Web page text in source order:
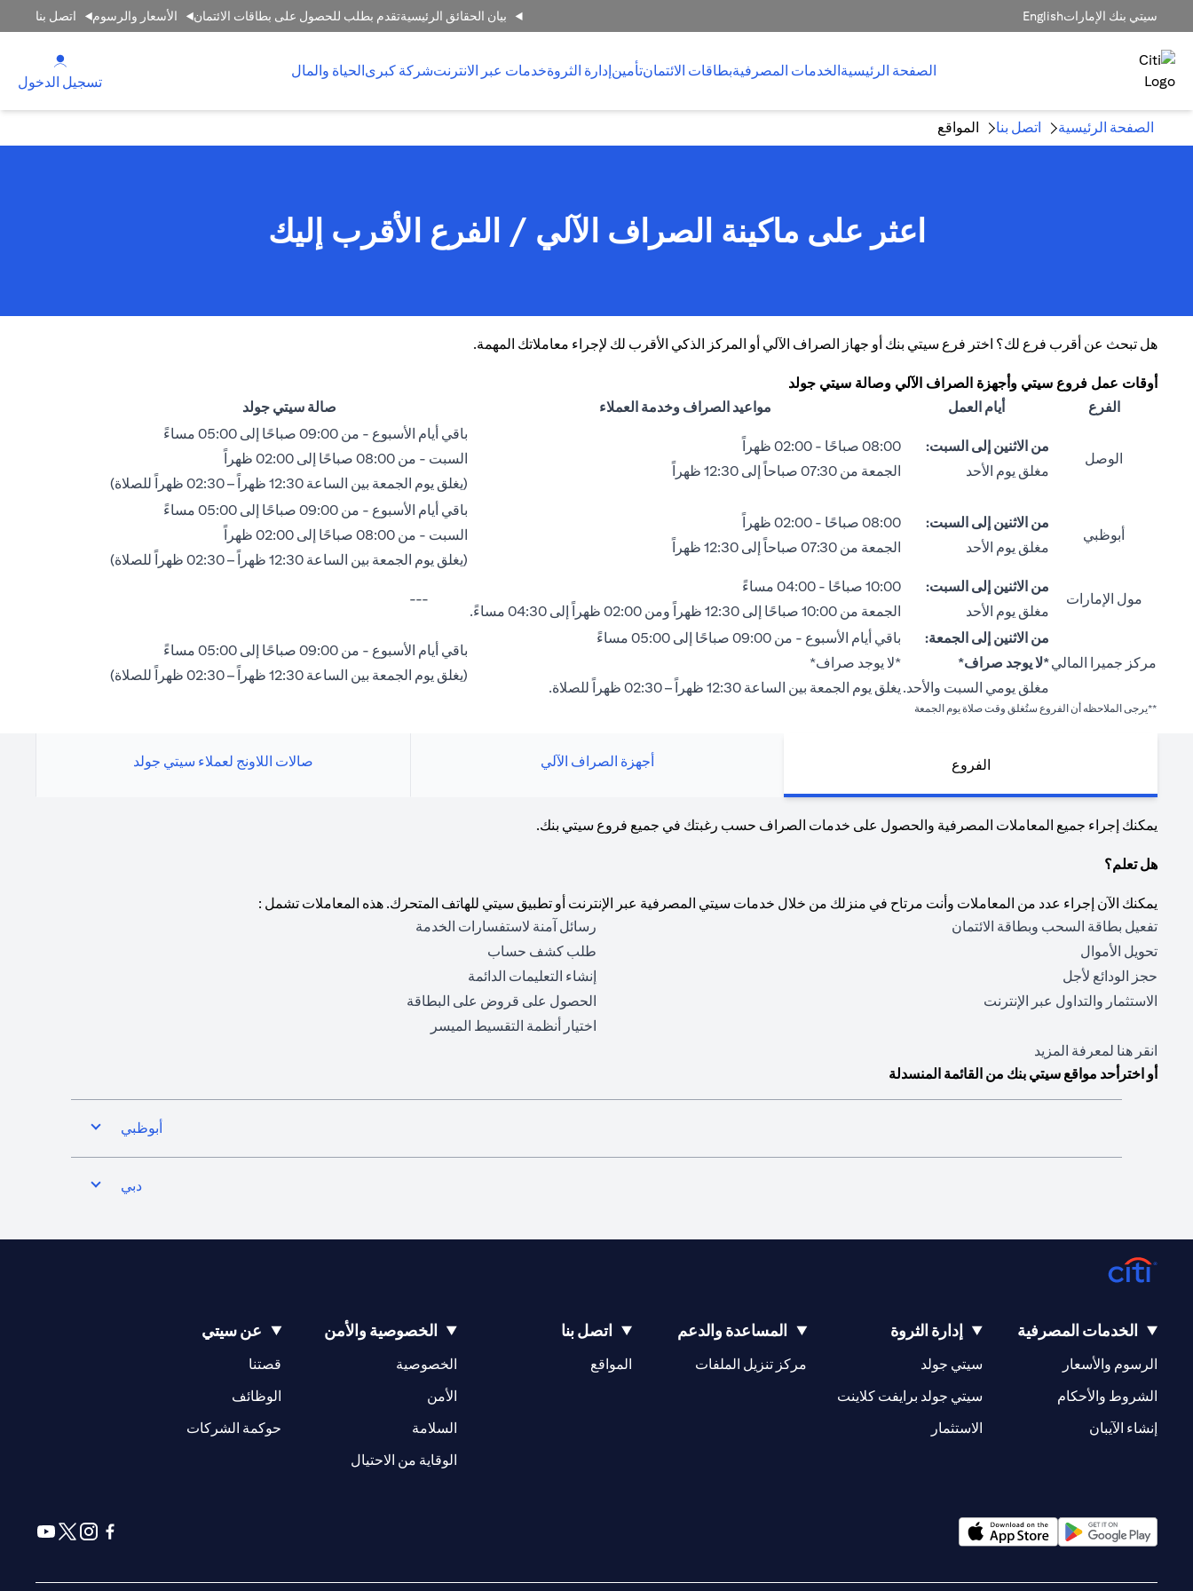
سيتي بنك الإماراتEnglish بيان الحقائق الرئيسيةتقدم بطلب للحصول على بطاقات الائتمان الأسعار والرسوم اتصل بنا
الصفحة الرئيسيةالخدمات المصرفيةبطاقات الائتمانتأمينإدارة الثروةخدمات عبر الانترنتشركة كبرىالحياة والمال
تسجيل الدخول
الصفحة الرئيسية اتصل بنا المواقع
اعثر على ماكينة الصراف الآلي / الفرع الأقرب إليك
هل تبحث عن أقرب فرع لك؟ اختر فرع سيتي بنك أو جهاز الصراف الآلي أو المركز الذكي الأقرب لك لإجراء معاملاتك المهمة.
أوقات عمل فروع سيتي وأجهزة الصراف الآلي وصالة سيتي جولد
الفرع
أيام العمل مواعيد الصراف وخدمة العملاء صالة سيتي جولد
الوصل
من الاثنين إلى السبت:
مغلق يوم الأحد
08:00 صباحًا - 02:00 ظهراً
الجمعة من 07:30 صباحاً إلى 12:30 ظهراً
باقي أيام الأسبوع - من 09:00 صباحًا إلى 05:00 مساءً
السبت - من 08:00 صباحًا إلى 02:00 ظهراً
(يغلق يوم الجمعة بين الساعة 12:30 ظهراً – 02:30 ظهراً للصلاة)
أبوظبي
من الاثنين إلى السبت:
مغلق يوم الأحد
08:00 صباحًا - 02:00 ظهراً
الجمعة من 07:30 صباحاً إلى 12:30 ظهراً
باقي أيام الأسبوع - من 09:00 صباحًا إلى 05:00 مساءً
السبت - من 08:00 صباحًا إلى 02:00 ظهراً
(يغلق يوم الجمعة بين الساعة 12:30 ظهراً – 02:30 ظهراً للصلاة)
مول الإمارات
من الاثنين إلى السبت:
مغلق يوم الأحد
10:00 صباحًا - 04:00 مساءً
الجمعة من 10:00 صباحًا إلى 12:30 ظهراً ومن 02:00 ظهراً إلى 04:30 مساءً.
---
مركز جميرا المالي
من الاثنين إلى الجمعة:
*لا يوجد صراف*
مغلق يومي السبت والأحد.
باقي أيام الأسبوع - من 09:00 صباحًا إلى 05:00 مساءً
*لا يوجد صراف*
يغلق يوم الجمعة بين الساعة 12:30 ظهراً – 02:30 ظهراً للصلاة.
باقي أيام الأسبوع - من 09:00 صباحًا إلى 05:00 مساءً
(يغلق يوم الجمعة بين الساعة 12:30 ظهراً – 02:30 ظهراً للصلاة)
**يرجى الملاحظه أن الفروع ستُغلق وقت صلاة يوم الجمعة
الفروع أجهزة الصراف الآلي صالات اللاونج لعملاء سيتي جولد
يمكنك إجراء جميع المعاملات المصرفية والحصول على خدمات الصراف حسب رغبتك في جميع فروع سيتي بنك.
هل تعلم؟
يمكنك الآن إجراء عدد من المعاملات وأنت مرتاح في منزلك من خلال خدمات سيتي المصرفية عبر الإنترنت أو تطبيق سيتي للهاتف المتحرك. هذه المعاملات تشمل :
تفعيل بطاقة السحب وبطاقة الائتمان
تحويل الأموال
حجز الودائع لأجل
الاستثمار والتداول عبر الإنترنت
رسائل آمنة لاستفسارات الخدمة
طلب كشف حساب
إنشاء التعليمات الدائمة
الحصول على قروض على البطاقة
اختيار أنظمة التقسيط الميسر
انقر هنا لمعرفة المزيد
أو اخترأحد مواقع سيتي بنك من القائمة المنسدلة
أبوظبي
دبي
الخدمات المصرفية
الرسوم والأسعار
الشروط والأحكام
إنشاء الآيبان
إدارة الثروة
سيتي جولد
سيتي جولد برايفت كلاينت
الاستثمار
المساعدة والدعم
مركز تنزيل الملفات
اتصل بنا
المواقع
(opens in a new tab)
الخصوصية والأمن
الخصوصية
الأمن
السلامة
الوقاية من الاحتيال
عن سيتي
قصتنا
(opens in a new tab)
الوظائف
(opens in a new tab)
حوكمة الشركات
(opens in a new tab)